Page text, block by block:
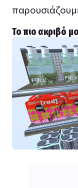
Το πιο ακριβό